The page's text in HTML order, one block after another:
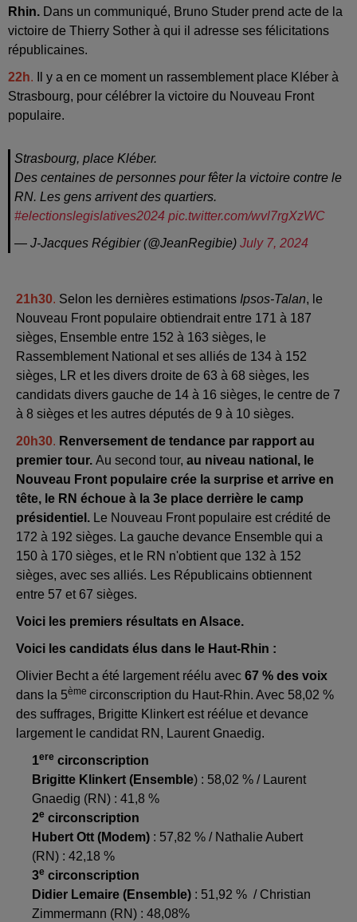
Rhin. Dans un communiqué, Bruno Studer prend acte de la
victoire de Thierry Sother à qui il adresse ses félicitations
républicaines.
22h. Il y a en ce moment un rassemblement place Kléber à
Strasbourg, pour célébrer la victoire du Nouveau Front
populaire.
Strasbourg, place Kléber.
Des centaines de personnes pour fêter la victoire contre le
RN. Les gens arrivent des quartiers.
#electionslegislatives2024 pic.twitter.com/wvl7rgXzWC
— J-Jacques Régibier (@JeanRegibie) July 7, 2024
21h30. Selon les dernières estimations Ipsos-Talan, le
Nouveau Front populaire obtiendrait entre 171 à 187
sièges, Ensemble entre 152 à 163 sièges, le
Rassemblement National et ses alliés de 134 à 152
sièges, LR et les divers droite de 63 à 68 sièges, les
candidats divers gauche de 14 à 16 sièges, le centre de 7
à 8 sièges et les autres députés de 9 à 10 sièges.
20h30. Renversement de tendance par rapport au
premier tour. Au second tour, au niveau national, le
Nouveau Front populaire crée la surprise et arrive en
tête, le RN échoue à la 3e place derrière le camp
présidentiel. Le Nouveau Front populaire est crédité de
172 à 192 sièges. La gauche devance Ensemble qui a
150 à 170 sièges, et le RN n'obtient que 132 à 152
sièges, avec ses alliés. Les Républicains obtiennent
entre 57 et 67 sièges.
Voici les premiers résultats en Alsace.
Voici les candidats élus dans le Haut-Rhin :
Olivier Becht a été largement réélu avec 67 % des voix
dans la 5ème circonscription du Haut-Rhin. Avec 58,02 %
des suffrages, Brigitte Klinkert est réélue et devance
largement le candidat RN, Laurent Gnaedig.
1ere circonscription
Brigitte Klinkert (Ensemble) : 58,02 % / Laurent
Gnaedig (RN) : 41,8 %
2e circonscription
Hubert Ott (Modem) : 57,82 % / Nathalie Aubert
(RN) : 42,18 %
3e circonscription
Didier Lemaire (Ensemble) : 51,92 % / Christian
Zimmermann (RN) : 48,08%